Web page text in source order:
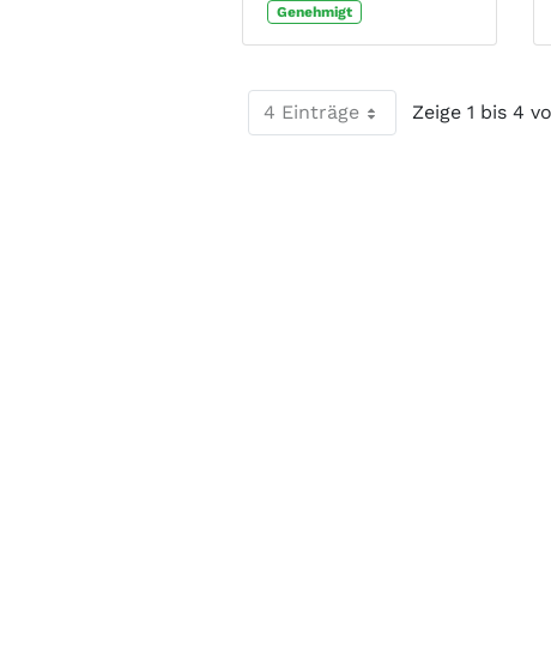
Genehmigt
4 Einträge Zeige 1 bis 4